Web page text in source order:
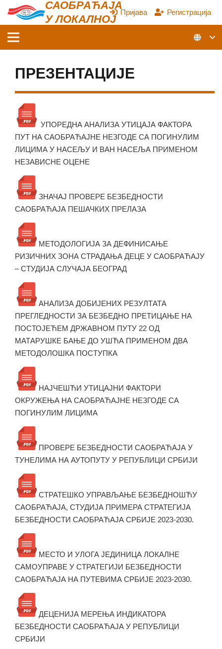
САОБРАЋАЈА
У ЛОКАЛНОЈ
Пријава Регистрација
ПРЕЗЕНТАЦИЈЕ
УПОРЕДНА АНАЛИЗА УТИЦАЈА ФАКТОРА
ПУТ НА САОБРАЋАЈНЕ НЕЗГОДЕ СА ПОГИНУЛИМ
ЛИЦИМА У НАСЕЉУ И ВАН НАСЕЉА ПРИМЕНОМ
НЕЗАВИСНЕ ОЦЕНЕ
ЗНАЧАЈ ПРОВЕРЕ БЕЗБЕДНОСТИ
САОБРАЋАЈА ПЕШАЧКИХ ПРЕЛАЗА
МЕТОДОЛОГИЈА ЗА ДЕФИНИСАЊЕ
РИЗИЧНИХ ЗОНА СТРАДАЊА ДЕЦЕ У САОБРАЋАЈУ
– СТУДИЈА СЛУЧАЈА БЕОГРАД
АНАЛИЗА ДОБИЈЕНИХ РЕЗУЛТАТА
ПРЕГЛЕДНОСТИ ЗА БЕЗБЕДНО ПРЕТИЦАЊЕ НА
ПОСТОЈЕЋЕМ ДРЖАВНОМ ПУТУ 22 ОД
МАТАРУШКЕ БАЊЕ ДО УШЋА ПРИМЕНОМ ДВА
МЕТОДОЛОШКА ПОСТУПКА
НАЈЧЕШЋИ УТИЦАЈНИ ФАКТОРИ
ОКРУЖЕЊА НА САОБРАЋАЈНЕ НЕЗГОДЕ СА
ПОГИНУЛИМ ЛИЦИМА
ПРОВЕРЕ БЕЗБЕДНОСТИ САОБРАЋАЈА У
ТУНЕЛИМА НА АУТОПУТУ У РЕПУБЛИЦИ СРБИЈИ
СТРАТЕШКО УПРАВЉАЊЕ БЕЗБЕДНОШЋУ
САОБРАЋАЈА, СТУДИЈА ПРИМЕРА СТРАТЕГИЈА
БЕЗБЕДНОСТИ САОБРАЋАЈА СРБИЈЕ 2023-2030.
МЕСТО И УЛОГА ЈЕДИНИЦА ЛОКАЛНЕ
САМОУПРАВЕ У СТРАТЕГИЈИ БЕЗБЕДНОСТИ
САОБРАЋАЈА НА ПУТЕВИМА СРБИЈЕ 2023-2030.
ДЕЦЕНИЈА МЕРЕЊА ИНДИКАТОРА
БЕЗБЕДНОСТИ САОБРАЋАЈА У РЕПУБЛИЦИ
СРБИЈИ